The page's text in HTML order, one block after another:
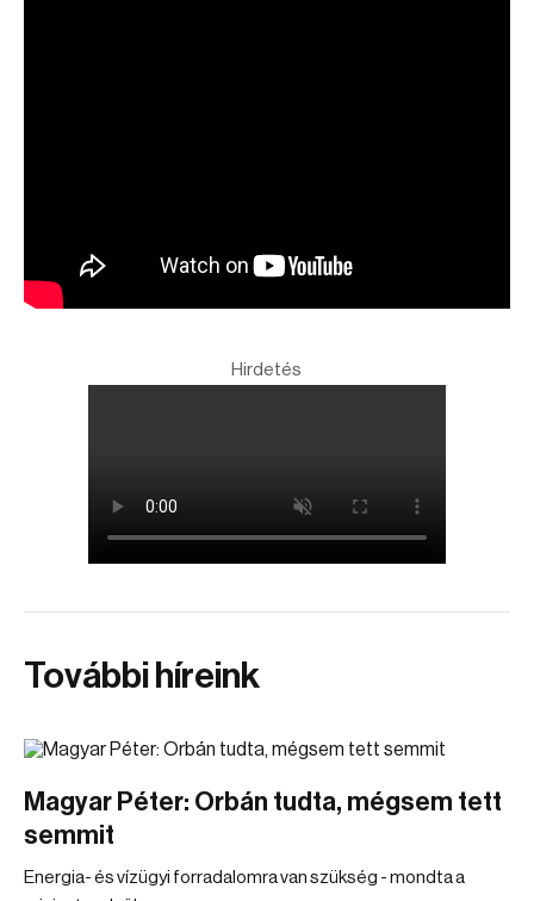
Hirdetés
További híreink
Magyar Péter: Orbán tudta, mégsem tett
semmit
Energia- és vízügyi forradalomra van szükség - mondta a